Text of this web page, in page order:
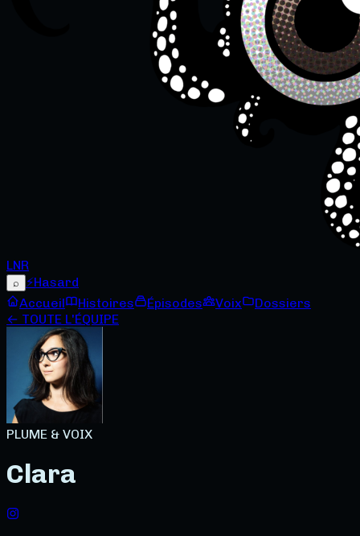
LNR
⌕ ⚡Hasard
Accueil
Histoires Épisodes Voix
Dossiers
← TOUTE L'ÉQUIPE
PLUME & VOIX
Clara